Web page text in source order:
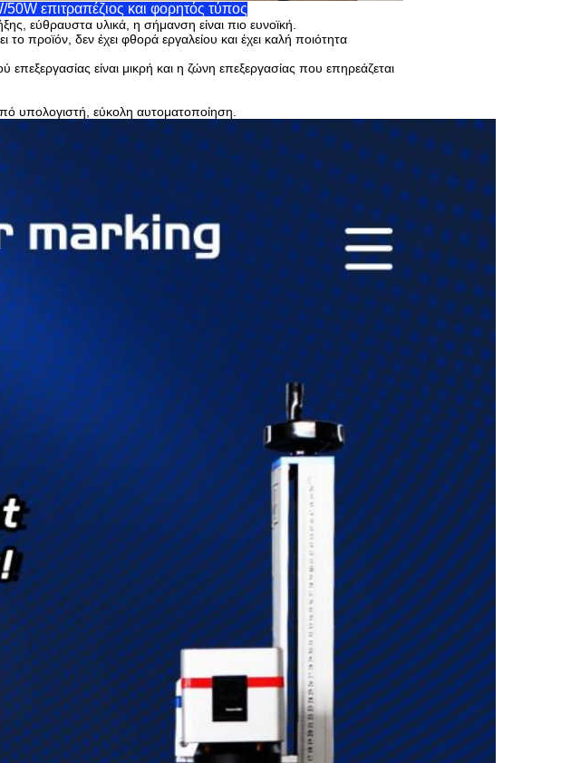
επιτραπέζιος και φορητός τύπος
εύθραυστα υλικά, η σήμανση είναι πιο ευνοϊκή.
προϊόν, δεν έχει φθορά εργαλείου και έχει καλή ποιότητα
επεξεργασίας είναι μικρή και η ζώνη επεξεργασίας που επηρεάζεται
υπολογιστή, εύκολη αυτοματοποίηση.